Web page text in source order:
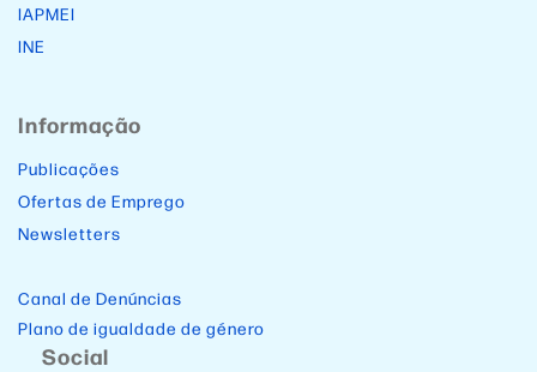
IAPMEI
INE
Informação
Publicações
Ofertas de Emprego
Newsletters
Canal de Denúncias
Plano de igualdade de género
Social